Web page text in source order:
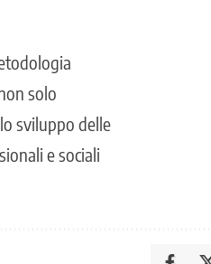
solo
sviluppo delle
e sociali